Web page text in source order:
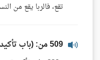
تقع، فالربا يقع من
509 من: (باب تأكيد تحريم مال اليتيم)